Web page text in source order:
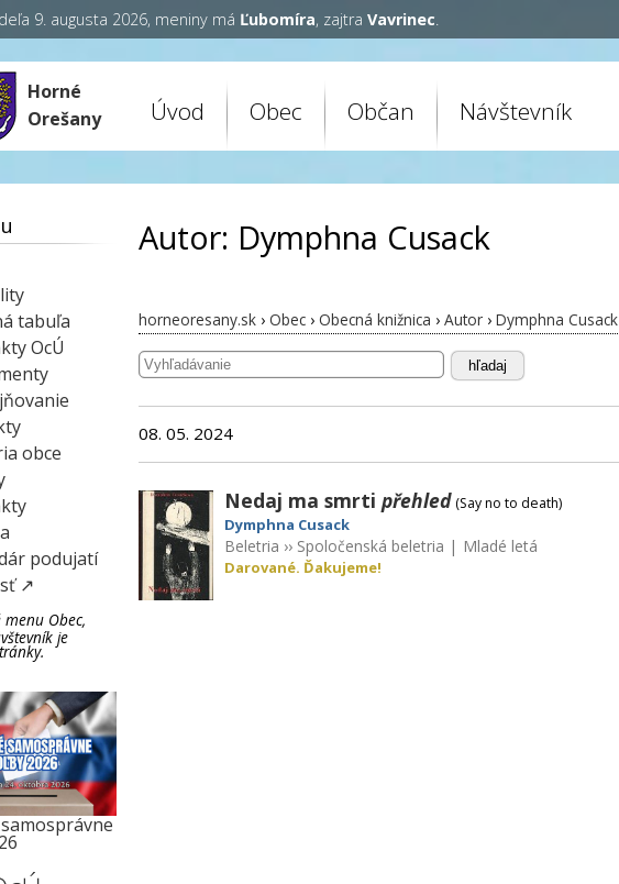
9. augusta 2026, meniny má Ľubomíra, zajtra Vavrinec.
Horné
Orešany
Úvod Obec Občan Návštevník
Autor: Dymphna Cusack
horneoresany.sk › Obec › Obecná knižnica › Autor › Dymphna Cusack
hľadaj
08. 05. 2024
Nedaj ma smrtipřehled (Say no to death)
Dymphna Cusack
Beletria ›› Spoločenská beletria | Mladé letá
Darované. Ďakujeme!
tabuľa
OcÚ
obce
podujatí
↗
menu Obec,
je